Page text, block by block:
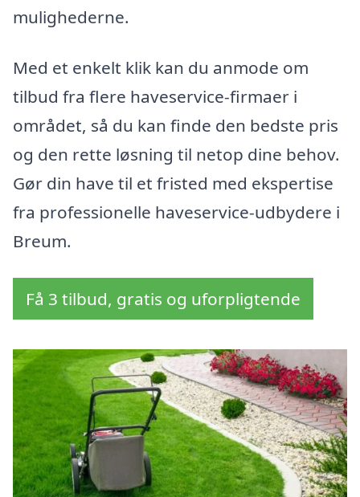
mulighederne.
Med et enkelt klik kan du anmode om
tilbud fra flere haveservice-firmaer i
området, så du kan finde den bedste pris
og den rette løsning til netop dine behov.
Gør din have til et fristed med ekspertise
fra professionelle haveservice-udbydere i
Breum.
Få 3 tilbud, gratis og uforpligtende